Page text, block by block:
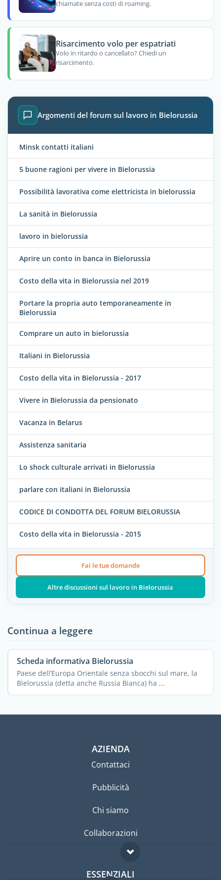
chiamate senza costi di roaming.
Risarcimento volo per espatriati
Volo in ritardo o cancellato? Chiedi un
risarcimento.
Argomenti del forum sul lavoro in Bielorussia
Minsk contatti italiani
5 buone ragioni per vivere in Bielorussia
Possibilità lavorativa come elettricista in bielorussia
La sanità in Bielorussia
lavoro in bielorussia
Aprire un conto in banca in Bielorussia
Costo della vita in Bielorussia nel 2019
Portare la propria auto temporaneamente in
Bielorussia
Comprare un auto in bielorussia
Italiani in Bielorussia
Costo della vita in Bielorussia - 2017
Vivere in Bielorussia da pensionato
Vacanza in Belarus
Assistenza sanitaria
Lo shock culturale arrivati in Bielorussia
parlare con italiani in Bielorussia
CODICE DI CONDOTTA DEL FORUM BIELORUSSIA
Costo della vita in Bielorussia - 2015
Fai le tue domande
Altre discussioni sul lavoro in Bielorussia
Continua a leggere
Scheda informativa Bielorussia
Paese dell’Europa Orientale senza sbocchi sul mare, la
Bielorussia (detta anche Russia Bianca) ha ...
AZIENDA
Contattaci
Pubblicità
Chi siamo
Collaborazioni
ESSENZIALI